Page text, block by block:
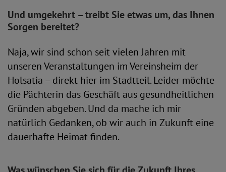
Und umgekehrt – treibt Sie etwas um, das Ihnen
Sorgen bereitet?
Naja, wir sind schon seit vielen Jahren mit
unseren Veranstaltungen im Vereinsheim der
Holsatia – direkt hier im Stadtteil. Leider möchte
die Pächterin das Geschäft aus gesundheitlichen
Gründen abgeben. Und da mache ich mir
natürlich Gedanken, ob wir auch in Zukunft eine
dauerhafte Heimat finden.